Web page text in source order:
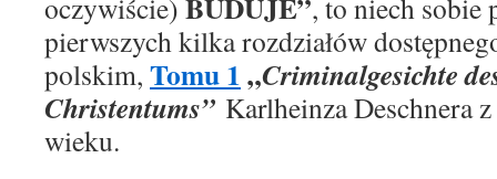
pierwszych kilka rozdziałów
polskim, Tomu 1„Criminalgesichte
Christentums” Karlheinza Deschnera
wieku.